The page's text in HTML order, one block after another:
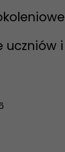
uczniów i